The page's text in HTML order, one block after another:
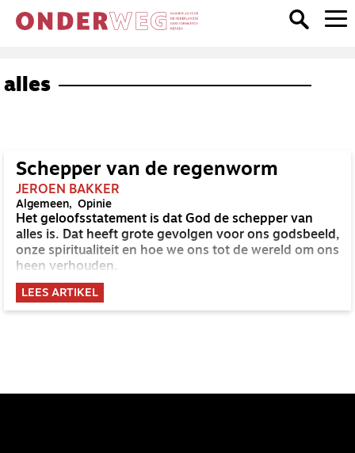
alles
Schepper van de regenworm
JEROEN BAKKER
Algemeen Opinie
Het geloofsstatement is dat God de schepper van
alles is. Dat heeft grote gevolgen voor ons godsbeeld,
onze spiritualiteit en hoe we ons tot de wereld om ons
heen verhouden.
LEES ARTIKEL